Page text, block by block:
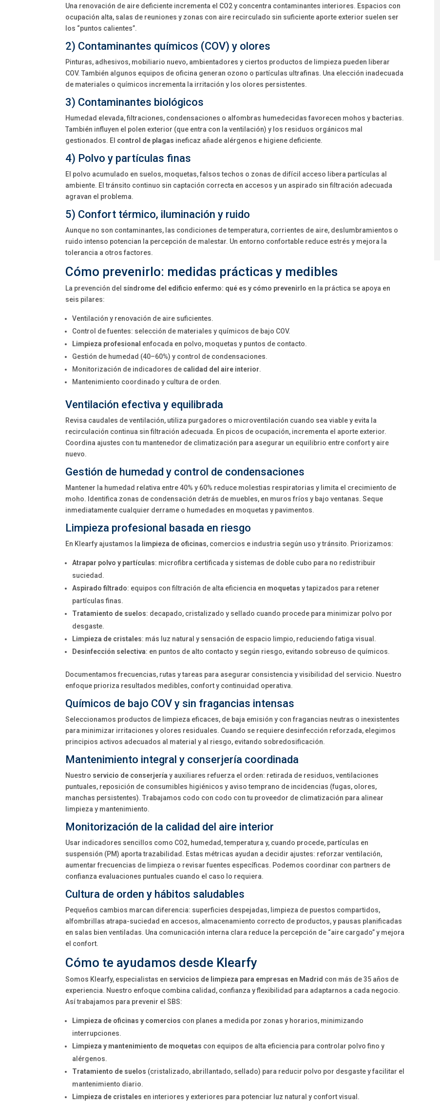
Una renovación de aire deficiente incrementa el CO2 y concentra contaminantes interiores. Espacios con
ocupación alta, salas de reuniones y zonas con aire recirculado sin suficiente aporte exterior suelen ser
los “puntos calientes”.
2) Contaminantes químicos (COV) y olores
Pinturas, adhesivos, mobiliario nuevo, ambientadores y ciertos productos de limpieza pueden liberar
COV. También algunos equipos de oficina generan ozono o partículas ultrafinas. Una elección inadecuada
de materiales o químicos incrementa la irritación y los olores persistentes.
3) Contaminantes biológicos
Humedad elevada, filtraciones, condensaciones o alfombras humedecidas favorecen mohos y bacterias.
También influyen el polen exterior (que entra con la ventilación) y los residuos orgánicos mal
gestionados. El control de plagas ineficaz añade alérgenos e higiene deficiente.
4) Polvo y partículas finas
El polvo acumulado en suelos, moquetas, falsos techos o zonas de difícil acceso libera partículas al
ambiente. El tránsito continuo sin captación correcta en accesos y un aspirado sin filtración adecuada
agravan el problema.
5) Confort térmico, iluminación y ruido
Aunque no son contaminantes, las condiciones de temperatura, corrientes de aire, deslumbramientos o
ruido intenso potencian la percepción de malestar. Un entorno confortable reduce estrés y mejora la
tolerancia a otros factores.
Cómo prevenirlo: medidas prácticas y medibles
La prevención del síndrome del edificio enfermo: qué es y cómo prevenirlo en la práctica se apoya en
seis pilares:
Ventilación y renovación de aire suficientes.
Control de fuentes: selección de materiales y químicos de bajo COV.
Limpieza profesional enfocada en polvo, moquetas y puntos de contacto.
Gestión de humedad (40–60%) y control de condensaciones.
Monitorización de indicadores de calidad del aire interior.
Mantenimiento coordinado y cultura de orden.
Ventilación efectiva y equilibrada
Revisa caudales de ventilación, utiliza purgadores o microventilación cuando sea viable y evita la
recirculación continua sin filtración adecuada. En picos de ocupación, incrementa el aporte exterior.
Coordina ajustes con tu mantenedor de climatización para asegurar un equilibrio entre confort y aire
nuevo.
Gestión de humedad y control de condensaciones
Mantener la humedad relativa entre 40% y 60% reduce molestias respiratorias y limita el crecimiento de
moho. Identifica zonas de condensación detrás de muebles, en muros fríos y bajo ventanas. Seque
inmediatamente cualquier derrame o humedades en moquetas y pavimentos.
Limpieza profesional basada en riesgo
En Klearfy ajustamos la limpieza de oficinas, comercios e industria según uso y tránsito. Priorizamos:
Atrapar polvo y partículas: microfibra certificada y sistemas de doble cubo para no redistribuir
suciedad.
Aspirado filtrado: equipos con filtración de alta eficiencia en moquetas y tapizados para retener
partículas finas.
Tratamiento de suelos: decapado, cristalizado y sellado cuando procede para minimizar polvo por
desgaste.
Limpieza de cristales: más luz natural y sensación de espacio limpio, reduciendo fatiga visual.
Desinfección selectiva: en puntos de alto contacto y según riesgo, evitando sobreuso de químicos.
Documentamos frecuencias, rutas y tareas para asegurar consistencia y visibilidad del servicio. Nuestro
enfoque prioriza resultados medibles, confort y continuidad operativa.
Químicos de bajo COV y sin fragancias intensas
Seleccionamos productos de limpieza eficaces, de baja emisión y con fragancias neutras o inexistentes
para minimizar irritaciones y olores residuales. Cuando se requiere desinfección reforzada, elegimos
principios activos adecuados al material y al riesgo, evitando sobredosificación.
Mantenimiento integral y conserjería coordinada
Nuestro servicio de conserjería y auxiliares refuerza el orden: retirada de residuos, ventilaciones
puntuales, reposición de consumibles higiénicos y aviso temprano de incidencias (fugas, olores,
manchas persistentes). Trabajamos codo con codo con tu proveedor de climatización para alinear
limpieza y mantenimiento.
Monitorización de la calidad del aire interior
Usar indicadores sencillos como CO2, humedad, temperatura y, cuando procede, partículas en
suspensión (PM) aporta trazabilidad. Estas métricas ayudan a decidir ajustes: reforzar ventilación,
aumentar frecuencias de limpieza o revisar fuentes específicas. Podemos coordinar con partners de
confianza evaluaciones puntuales cuando el caso lo requiera.
Cultura de orden y hábitos saludables
Pequeños cambios marcan diferencia: superficies despejadas, limpieza de puestos compartidos,
alfombrillas atrapa-suciedad en accesos, almacenamiento correcto de productos, y pausas planificadas
en salas bien ventiladas. Una comunicación interna clara reduce la percepción de “aire cargado” y mejora
el confort.
Cómo te ayudamos desde Klearfy
Somos Klearfy, especialistas en servicios de limpieza para empresas en Madrid con más de 35 años de
experiencia. Nuestro enfoque combina calidad, confianza y flexibilidad para adaptarnos a cada negocio.
Así trabajamos para prevenir el SBS:
Limpieza de oficinas y comercios con planes a medida por zonas y horarios, minimizando
interrupciones.
Limpieza y mantenimiento de moquetas con equipos de alta eficiencia para controlar polvo fino y
alérgenos.
Tratamiento de suelos (cristalizado, abrillantado, sellado) para reducir polvo por desgaste y facilitar el
mantenimiento diario.
Limpieza de cristales en interiores y exteriores para potenciar luz natural y confort visual.